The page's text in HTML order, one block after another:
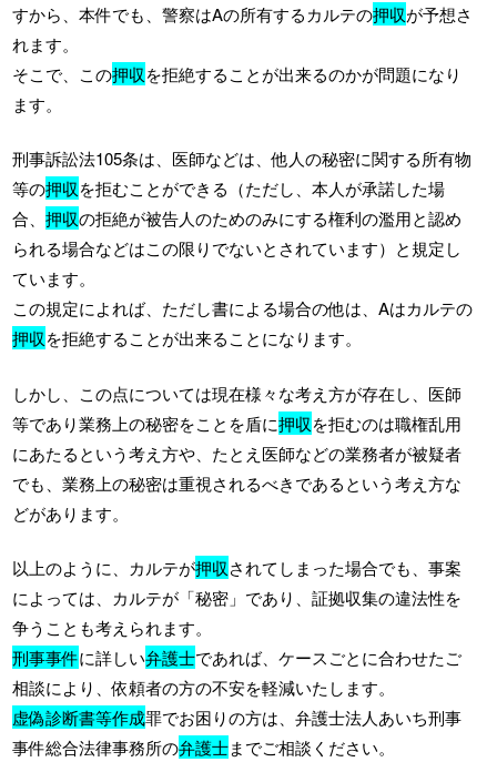
すから、本件でも、警察はAの所有するカルテの押収が予想さ
れます。
そこで、この押収を拒絶することが出来るのかが問題になり
ます。
刑事訴訟法105条は、医師などは、他人の秘密に関する所有物
等の押収を拒むことができる（ただし、本人が承諾した場
合、押収の拒絶が被告人のためのみにする権利の濫用と認め
られる場合などはこの限りでないとされています）と規定し
ています。
この規定によれば、ただし書による場合の他は、Aはカルテの
押収を拒絶することが出来ることになります。
しかし、この点については現在様々な考え方が存在し、医師
等であり業務上の秘密をことを盾に押収を拒むのは職権乱用
にあたるという考え方や、たとえ医師などの業務者が被疑者
でも、業務上の秘密は重視されるべきであるという考え方な
どがあります。
以上のように、カルテが押収されてしまった場合でも、事案
によっては、カルテが「秘密」であり、証拠収集の違法性を
争うことも考えられます。
刑事事件に詳しい弁護士であれば、ケースごとに合わせたご
相談により、依頼者の方の不安を軽減いたします。
虚偽診断書等作成罪でお困りの方は、弁護士法人あいち刑事
事件総合法律事務所の弁護士までご相談ください。